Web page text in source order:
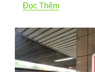
Đọc Thêm